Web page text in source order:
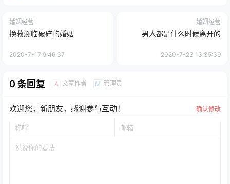
婚姻经营
挽救濒临破碎的婚姻
2020-7-17 9:46:37
婚姻经营
男人都是什么时候离开的
2020-7-23 13:35:39
0 条回复 A 文章作者 M 管理员
欢迎您，新朋友，感谢参与互动！ 确认修改